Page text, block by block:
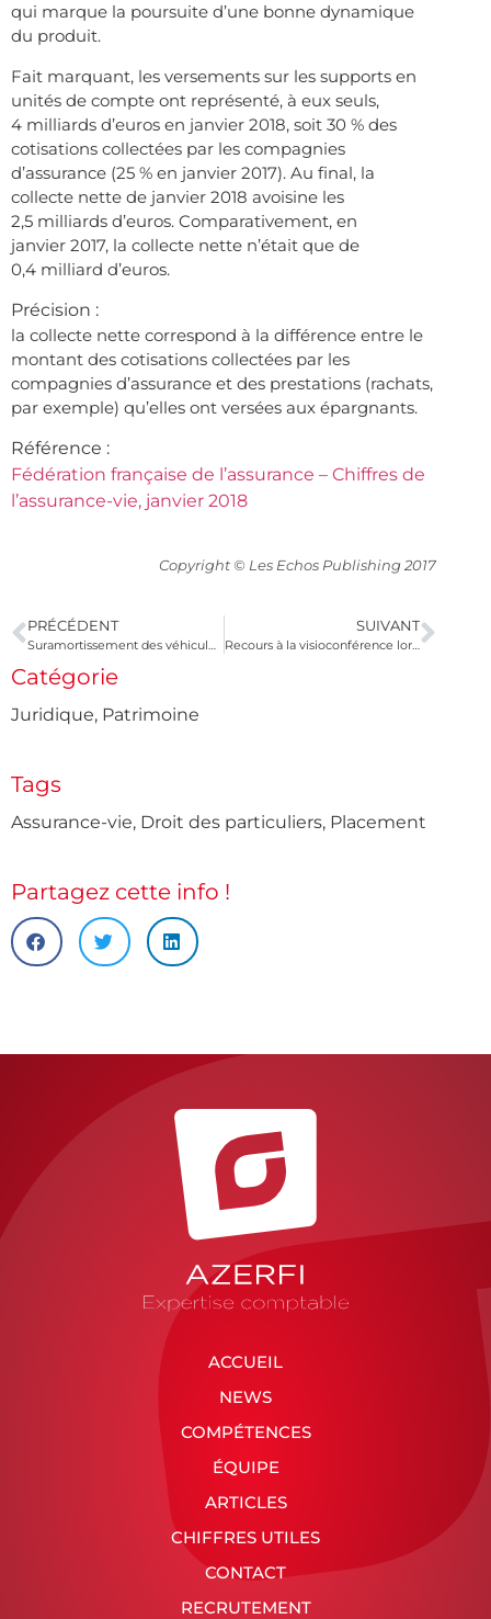
qui marque la poursuite d’une bonne dynamique
du produit.
Fait marquant, les versements sur les supports en
unités de compte ont représenté, à eux seuls,
4 milliards d’euros en janvier 2018, soit 30 % des
cotisations collectées par les compagnies
d’assurance (25 % en janvier 2017). Au final, la
collecte nette de janvier 2018 avoisine les
2,5 milliards d’euros. Comparativement, en
janvier 2017, la collecte nette n’était que de
0,4 milliard d’euros.
Précision :
la collecte nette correspond à la différence entre le
montant des cotisations collectées par les
compagnies d’assurance et des prestations (rachats,
par exemple) qu’elles ont versées aux épargnants.
Référence :
Fédération française de l’assurance – Chiffres de
l’assurance-vie, janvier 2018
Copyright © Les Echos Publishing 2017
PRÉCÉDENT
Suramortissement des véhicules utilitaires et des poids-lourds : 2 ans de plus !
SUIVANT
Recours à la visioconférence lors des assemblées de société anonyme
Catégorie
Juridique, Patrimoine
Tags
Assurance-vie, Droit des particuliers, Placement
Partagez cette info !
ACCUEIL
NEWS
COMPÉTENCES
ÉQUIPE
ARTICLES
CHIFFRES UTILES
CONTACT
RECRUTEMENT